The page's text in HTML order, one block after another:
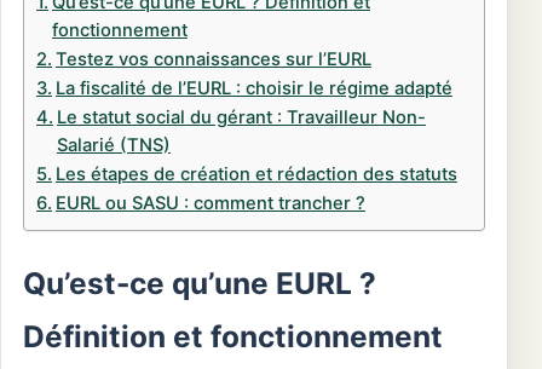
fonctionnement
Testez vos connaissances sur l’EURL
La fiscalité de l’EURL : choisir le régime adapté
Le statut social du gérant : Travailleur Non-
Salarié (TNS)
Les étapes de création et rédaction des statuts
EURL ou SASU : comment trancher ?
Qu’est-ce qu’une EURL ?
Définition et fonctionnement